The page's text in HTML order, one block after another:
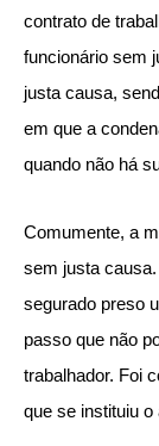
contrato de
funcionário sem
justa causa,
em que a
quando não há
Comumente, a
sem justa
segurado preso
passo que não
trabalhador. Foi
que se instituiu